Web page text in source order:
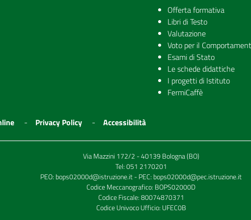
Offerta formativa
Libri di Testo
Valutazione
Voto per il
Esami di Stato
Le schede didattiche
I progetti di Istituto
FermiCaffè
Privacy Policy Accessibilità
Via Mazzini 172/2 - 40139 Bologna (BO)
Tel:051 2170201
PEO: bops02000d@istruzione.it- PEC: bops02000d@pec.istruzione.it
Codice Meccanografico: BOPS02000D
Codice Fiscale: 80074870371
Codice Univoco Ufficio: UFEC0B